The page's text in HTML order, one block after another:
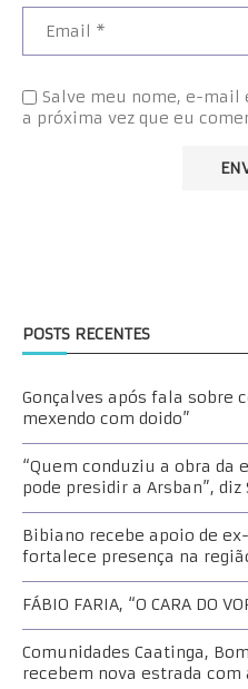
Salve meu nome, e-mail
a próxima vez que eu
POSTS RECENTES
Gonçalves após fala sobre
mexendo com doido”
“Quem conduziu a obra da
pode presidir a Arsban”, diz
Bibiano recebe apoio de
fortalece presença na
FÁBIO FARIA, “O CARA DO
Comunidades Caatinga,
recebem nova estrada